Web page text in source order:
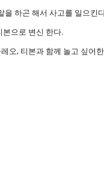
하곤 해서 사고를 일으킨
본으로 변신 한다.
오, 티본과 함께 놀고 싶어